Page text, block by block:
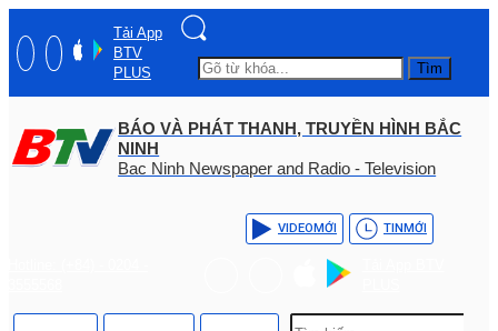
Tải App
BTV
PLUS
Tìm
BÁO VÀ PHÁT THANH, TRUYỀN HÌNH BẮC
NINH
Bac Ninh Newspaper and Radio - Television
VIDEOMỚI TINMỚI